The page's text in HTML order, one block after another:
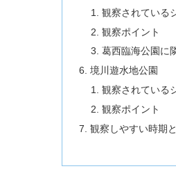
観察されている
観察ポイント
葛西臨海公園に
境川遊水地公園
観察されている
観察ポイント
観察しやすい時期